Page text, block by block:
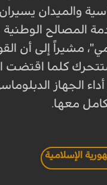
والميدان
الوطنية
مشيراً إلى أن
كلما اقتضت
الجهاز
معها.
الإسلامية